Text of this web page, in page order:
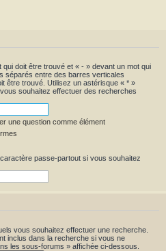
doit être trouvé et « - » devant un mot qui
séparés entre des barres verticales
être trouvé. Utilisez un astérisque « * »
souhaitez effectuer des recherches
une question comme élément
passe-partout si vous souhaitez
vous souhaitez effectuer une recherche.
inclus dans la recherche si vous ne
les sous-forums » affichée ci-dessous.